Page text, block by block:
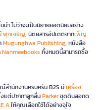
ำ ไม่ว่าจะเป็นนิยายยอดนิยมอย่าง
พุกเจริญ, นิตยสารอัปเดตจากเพ็ญ
Mugunghwa Publishing, หนังสือ
Nanmeebooks ทั้งหมดนี้สามารถซื้อ
สำนักงานครบครัน B2S มีเครื่อง
แต่ปากกาลูกลื่นParkerชุดดินสอกด
Aให้คุณเลือกใช้ได้อย่างจุใจ